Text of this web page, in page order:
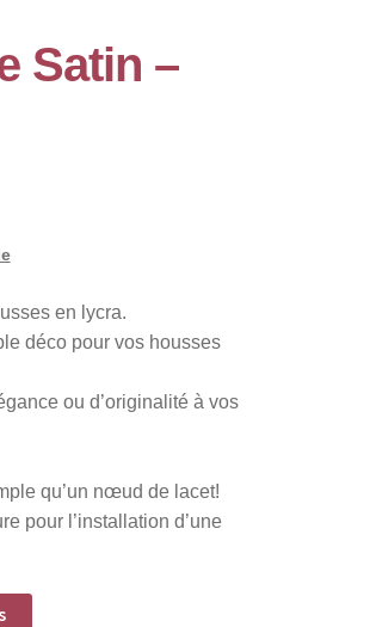
Satin –
en lycra.
déco pour vos housses
ou d’originalité à vos
qu’un nœud de lacet!
pour l’installation d’une